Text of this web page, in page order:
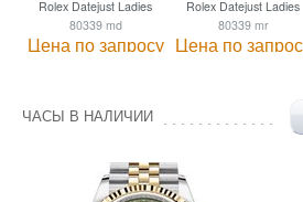
Rolex Datejust Ladies
80339 md
Цена по запросу
Rolex Datejust Ladies
80339 mr
Цена по
ЧАСЫ В НАЛИЧИИ